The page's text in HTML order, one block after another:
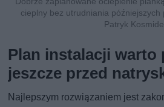
cieplny bez utrudniania późniejszych
Patryk
Plan instalacji warto
jeszcze przed
Najlepszym rozwiązaniem jest